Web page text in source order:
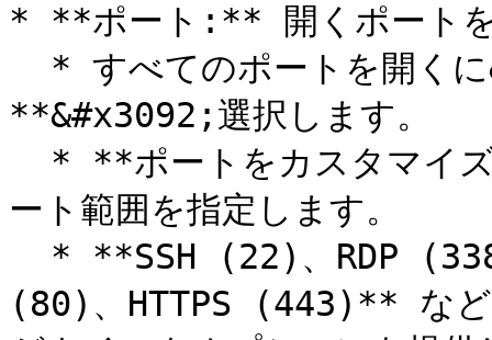
* **ポート:** 開くポート
**&#x3092;選択します。
ート範囲を指定します。
(80)、HTTPS (443)** など